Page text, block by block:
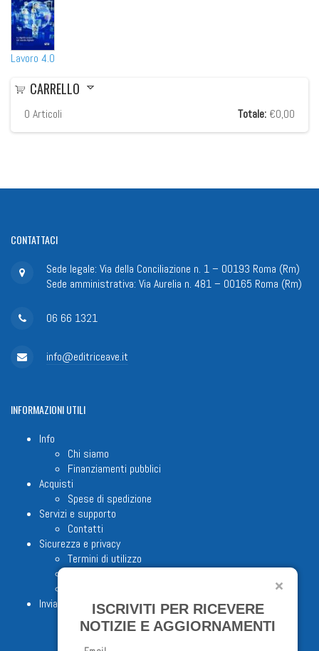
Lavoro 4.0
CARRELLO
0 Articoli Totale: €0,00
CONTATTACI
Sede legale: Via della Conciliazione n. 1 – 00193 Roma (Rm)
Sede amministrativa: Via Aurelia n. 481 – 00165 Roma (Rm)
06 66 1321
info@editriceave.it
INFORMAZIONIUTILI
Info
Chi siamo
Finanziamenti pubblici
Acquisti
Spese di spedizione
Servizi e supporto
Contatti
Sicurezza e privacy
Termini di utilizzo
Invia proposta editorialeISCRIVITI PER RICEVERE
NOTIZIE E AGGIORNAMENTI